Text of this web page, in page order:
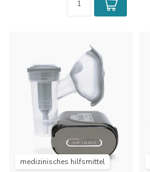
medizinisches hilfsmittel